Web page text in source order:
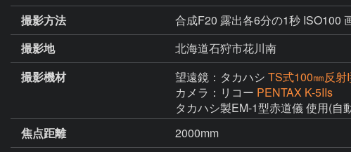
撮影方法
合成F20 露出各6分の1秒 ISO100
撮影地
北海道石狩市花川南
撮影機材
望遠鏡：タカハシ TS式100㎜反射
カメラ：リコー PENTAX K-5IIs
焦点距離
2000mm